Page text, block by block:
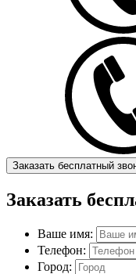
Заказать бесплатный
Заказать
Ваше имя:
Телефон:
Город: